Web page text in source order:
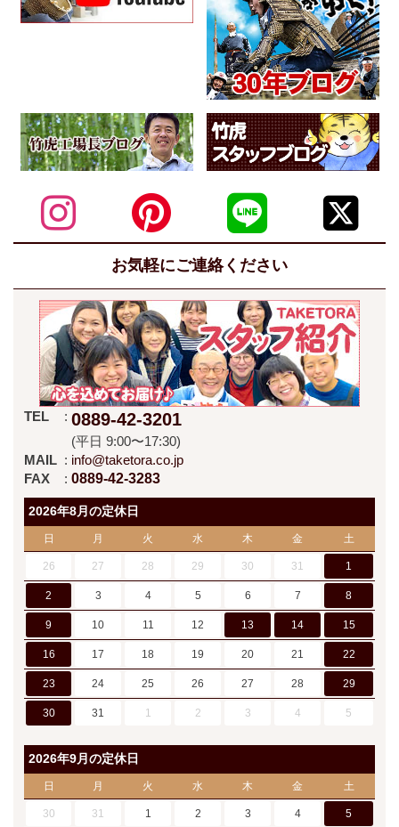
お気軽にご連絡ください
TEL 0889-42-3201
(平日 9:00〜17:30)
MAIL
info@taketora.co.jp
FAX
0889-42-3283
2026年8月の定休日
日 月 火 水 木 金 土
26 27 28 29 30 31 1
2 3 4 5 6 7 8
9 10 11 12 13 14 15
16 17 18 19 20 21 22
23 24 25 26 27 28 29
30 31 1 2 3 4 5
2026年9月の定休日
日 月 火 水 木 金 土
30 31 1 2 3 4 5